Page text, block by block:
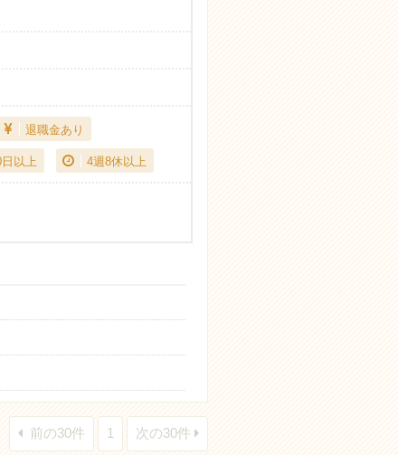
退職金あり
以上 4週8休以上
前の30件 1 次の30件